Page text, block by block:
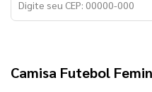
Camisa Futebol